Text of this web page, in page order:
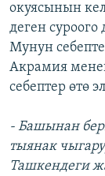
окуясынын
деген суроого
Мунун
Акрамия
себептер өтө
- Башынан
тыянак
Ташкендеги